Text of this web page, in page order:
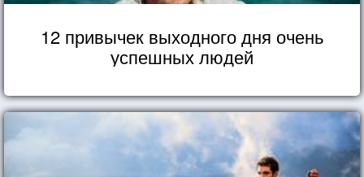
12 привычек выходного дня очень
успешных людей